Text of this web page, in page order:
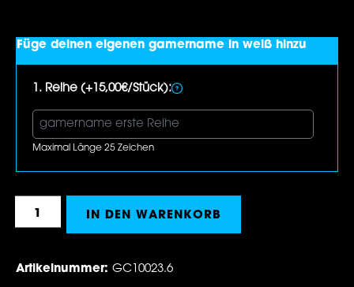
Füge deinen eigenen gamername in weiß hinzu
1. Reihe (+15,00€/Stück):
Maximal Länge 25 Zeichen
Produkt Anzahl: Gib den gewünschten
IN DEN WARENKORB
Artikelnummer: GC10023.6